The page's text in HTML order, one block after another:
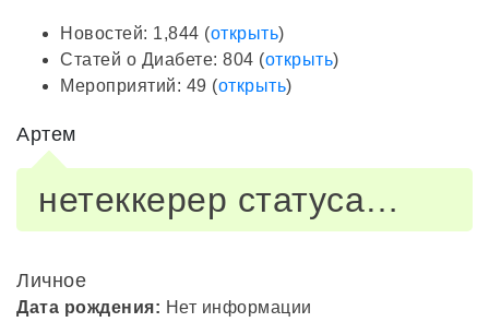
Новостей: 1,844 (открыть)
Статей о Диабете: 804 (открыть)
Мероприятий: 49 (открыть)
Артем
нетеккерер статуса…
Личное
Дата рождения: Нет информации